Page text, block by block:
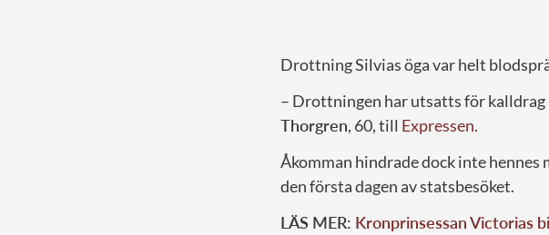
Drottning Silvias öga var helt
– Drottningen har utsatts för
Thorgren, 60, till Expressen.
Åkomman hindrade dock inte
den första dagen av statsbesöket.
LÄS MER: Kronprinsessan Victorias